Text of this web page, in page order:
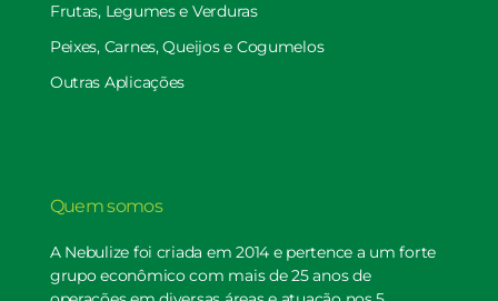
Quem somos
A Nebulize foi criada em 2014 e pertence a um forte
grupo econômico com mais de 25 anos de
Frutas, Legumes e Verduras
Peixes, Carnes, Queijos e Cogumelos
Outras Aplicações